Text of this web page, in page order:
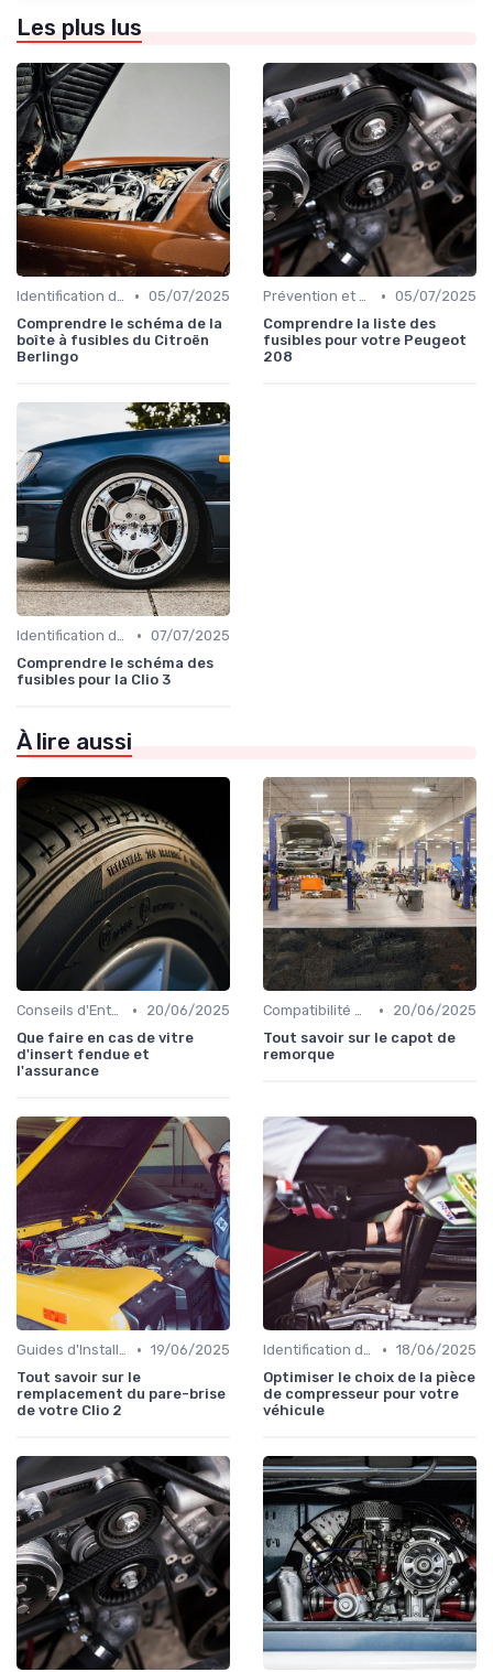
Les plus lus
Identification de la Pièce Nécessaire • 05/07/2025
Comprendre le schéma de la
boîte à fusibles du Citroën
Berlingo
Prévention et Diagnostic des Pannes • 05/07/2025
Comprendre la liste des
fusibles pour votre Peugeot
208
Identification de la Pièce Nécessaire • 07/07/2025
Comprendre le schéma des
fusibles pour la Clio 3
À lire aussi
Conseils d'Entretien Auto •
20/06/2025
Que faire en cas de vitre
d'insert fendue et
l'assurance
Compatibilité des Pièces •
20/06/2025
Tout savoir sur le capot de
remorque
Guides d'Installation et de Réparation • 19/06/2025
Tout savoir sur le
remplacement du pare-brise
de votre Clio 2
Identification de la Pièce Nécessaire • 18/06/2025
Optimiser le choix de la pièce
de compresseur pour votre
véhicule